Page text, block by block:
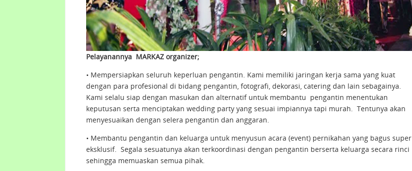
Pelayanannya MARKAZ organizer;
• Mempersiapkan seluruh keperluan pengantin. Kami memiliki jaringan kerja sama yang kuat
dengan para profesional di bidang pengantin, fotografi, dekorasi, catering dan lain sebagainya.
Kami selalu siap dengan masukan dan alternatif untuk membantu pengantin menentukan
keputusan serta menciptakan wedding party yang sesuai impiannya tapi murah. Tentunya akan
menyesuaikan dengan selera pengantin dan anggaran.
• Membantu pengantin dan keluarga untuk menyusun acara (event) pernikahan yang bagus super
eksklusif. Segala sesuatunya akan terkoordinasi dengan pengantin berserta keluarga secara rinci
sehingga memuaskan semua pihak.